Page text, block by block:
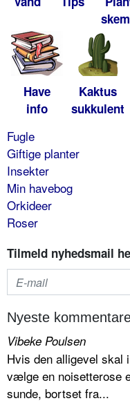
Have
info
Kaktus
sukkulent
Fugle
Giftige planter
Insekter
Min havebog
Orkideer
Roser
Tilmeld nyhedsmail
Nyeste
Vibeke Poulsen
Hvis den alligevel skal
vælge en noisetterose
sunde, bortset fra...